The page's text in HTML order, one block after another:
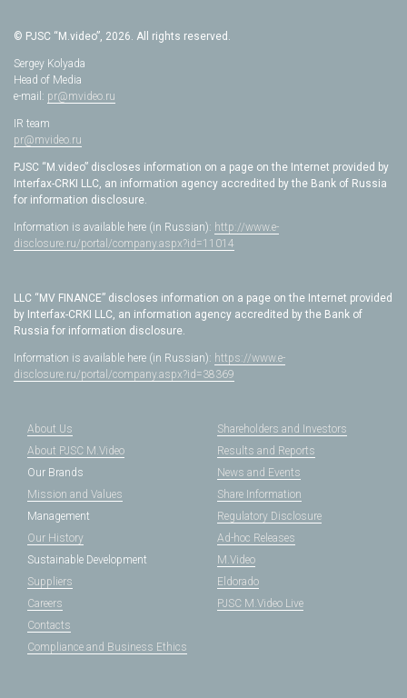
© PJSC “M.video”, 2026. All rights reserved.
Sergey Kolyada
Head of Media
e-mail: pr@mvideo.ru
IR team
pr@mvideo.ru
PJSC “M.video” discloses information on a page on the Internet provided by
Interfax-CRKI LLC, an information agency accredited by the Bank of Russia
for information disclosure.
Information is available here (in Russian): http://www.e-
disclosure.ru/portal/company.aspx?id=11014
LLC “MV FINANCE” discloses information on a page on the Internet provided
by Interfax-CRKI LLC, an information agency accredited by the Bank of
Russia for information disclosure.
Information is available here (in Russian): https://www.e-
disclosure.ru/portal/company.aspx?id=38369
About Us
About PJSC M.Video
Our Brands
Mission and Values
Management
Our History
Shareholders and Investors
Results and Reports
News and Events
Share Information
Regulatory Disclosure
Ad-hoc Releases
Sustainable Development
Suppliers
Careers
Contacts
Compliance and Business Ethics
M.Video
Eldorado
PJSC M.Video Live